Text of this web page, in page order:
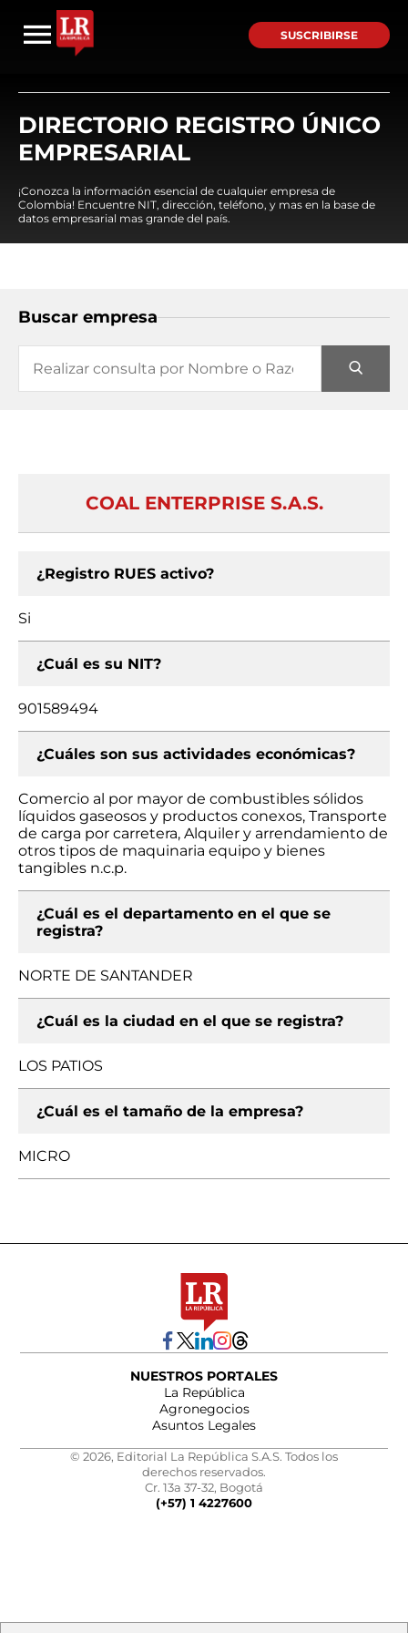
SUSCRIBIRSE
DIRECTORIO REGISTRO ÚNICO
EMPRESARIAL
¡Conozca la información esencial de cualquier empresa de
Colombia! Encuentre NIT, dirección, teléfono, y mas en la base de
datos empresarial mas grande del país.
Buscar empresa
COAL ENTERPRISE S.A.S.
¿Registro RUES activo?
Si
¿Cuál es su NIT?
901589494
¿Cuáles son sus actividades económicas?
Comercio al por mayor de combustibles sólidos
líquidos gaseosos y productos conexos, Transporte
de carga por carretera, Alquiler y arrendamiento de
otros tipos de maquinaria equipo y bienes
tangibles n.c.p.
¿Cuál es el departamento en el que se
registra?
NORTE DE SANTANDER
¿Cuál es la ciudad en el que se registra?
LOS PATIOS
¿Cuál es el tamaño de la empresa?
MICRO
NUESTROS PORTALES
La República
Agronegocios
Asuntos Legales
© 2026, Editorial La República S.A.S. Todos los
derechos reservados.
Cr. 13a 37-32, Bogotá
(+57) 1 4227600